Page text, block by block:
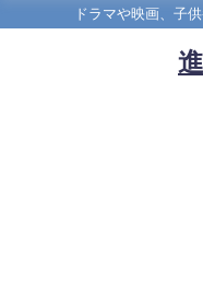
ドラマや映画、子